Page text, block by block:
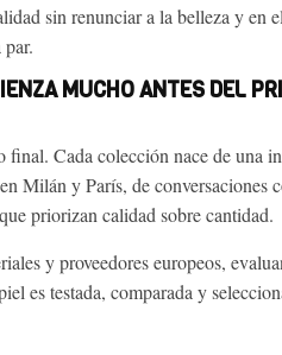
sin renunciar a la belleza y en
MUCHO ANTES DEL
Cada colección nace de una
Milán y París, de conversaciones
priorizan calidad sobre cantidad.
y proveedores europeos,
es testada, comparada y